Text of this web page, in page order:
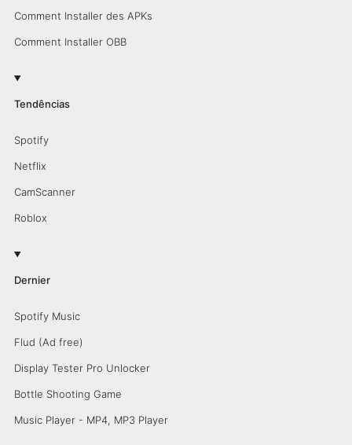
Comment Installer des APKs
Comment Installer OBB
Tendências
Spotify
Netflix
CamScanner
Roblox
Dernier
Spotify Music
Flud (Ad free)
Display Tester Pro Unlocker
Bottle Shooting Game
Music Player - MP4, MP3 Player